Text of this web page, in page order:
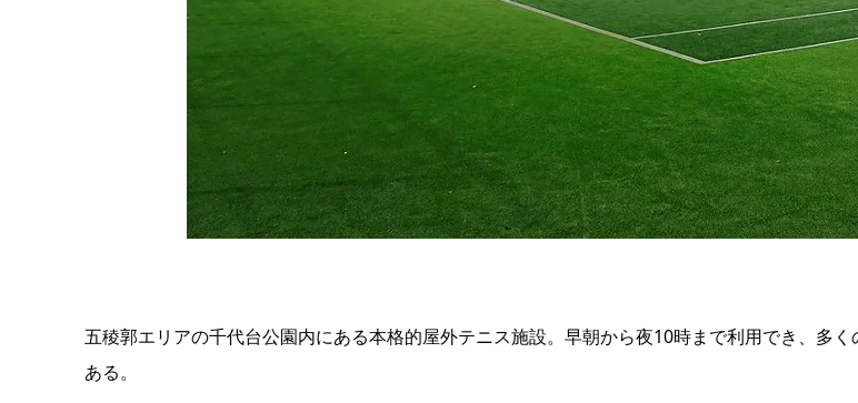
五稜郭エリアの千代台公園内にある本格的屋外テニス施設。早朝から夜10時まで利用でき、多
ある。